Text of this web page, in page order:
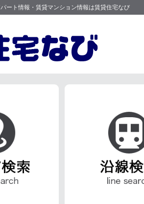
ート情報・賃貸マンション情報は賃貸住宅なび